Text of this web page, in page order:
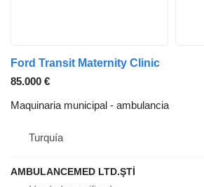
Ford Transit Maternity Clinic
85.000 €
Maquinaria municipal - ambulancia
Turquía
AMBULANCEMED LTD.ŞTİ